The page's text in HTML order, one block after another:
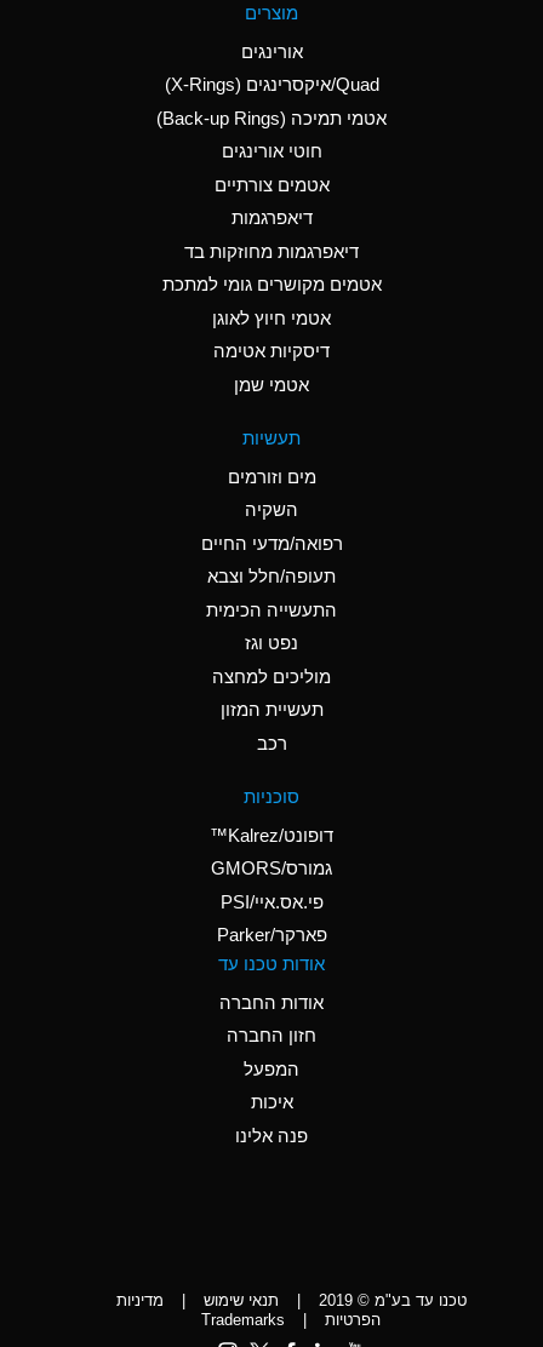
Aluminum Nitrate
(Aqueous)
Aluminum Phosphate
Ammonia Anhydrous
C
Ammonia Gas (cold)
A
Ammonia Gas (hot)
Ammonium Hydroxide
A
Ammonium Nitrate
Ammonium Nitrite
Ammonium Persulfate
Ammonium Phosphate
A
Ammonium Sulfate
*
Amyl Acetate (Banana
Aniline
D
מוצרים
אורינגים
Quad/איקסרינגים (X-Rings)
אטמי תמיכה (Back-up Rings)
חוטי אורינגים
אטמים צורתיים
דיאפרגמות
דיאפרגמות מחוזקות בד
אטמים מקושרים גומי למתכת
אטמי חיוץ לאוגן
דיסקיות אטימה
אטמי שמן
תעשיות
מים וזורמים
השקיה
רפואה/מדעי החיים
תעופה/חלל וצבא
התעשייה הכימית
נפט וגז
מוליכים למחצה
תעשיית המזון
רכב
סוכניות
דופונט/Kalrez™
גמורס/GMORS
פי.אס.איי/PSI
פארקר/Parker
אודות טכנו עד
אודות החברה
חזון החברה
המפעל
איכות
פנה אלינו
טכנו עד בע"מ © 2019 | תנאי שימוש |
מדיניות
הפרטיות
|
Trademarks